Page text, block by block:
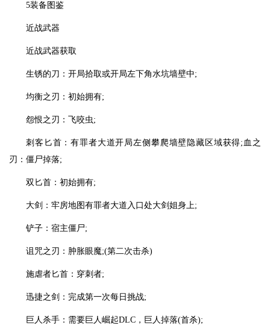
5装备图鉴
近战武器
近战武器获取
生锈的刀：开局拾取或开局左下角水坑墙壁中;
均衡之刃：初始拥有;
怨恨之刃：飞咬虫;
刺客匕首：有罪者大道开局左侧攀爬墙壁隐藏区域获得;血之
刃：僵尸掉落;
双匕首：初始拥有;
大剑：牢房地图有罪者大道入口处大剑姐身上;
铲子：宿主僵尸;
诅咒之刃：肿胀眼魔;(第二次击杀)
施虐者匕首：穿刺者;
迅捷之剑：完成第一次每日挑战;
巨人杀手：需要巨人崛起DLC，巨人掉落(首杀);